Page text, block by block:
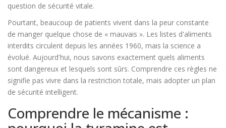
question de sécurité vitale.
Pourtant, beaucoup de patients vivent dans la peur constante
de manger quelque chose de « mauvais ». Les listes d'aliments
interdits circulent depuis les années 1960, mais la science a
évolué. Aujourd'hui, nous savons exactement quels aliments
sont dangereux et lesquels sont sûrs. Comprendre ces règles ne
signifie pas vivre dans la restriction totale, mais adopter un plan
de sécurité intelligent.
Comprendre le mécanisme :